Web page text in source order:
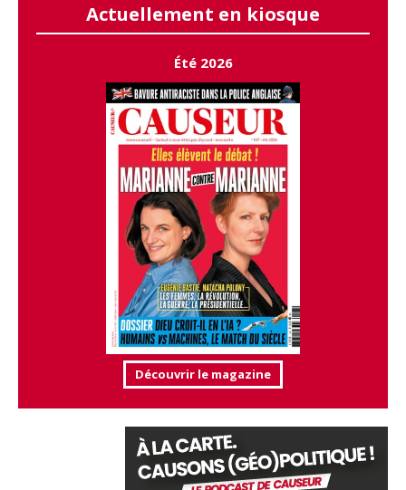
Actuellement en kiosque
Été 2026
Découvrir le magazine